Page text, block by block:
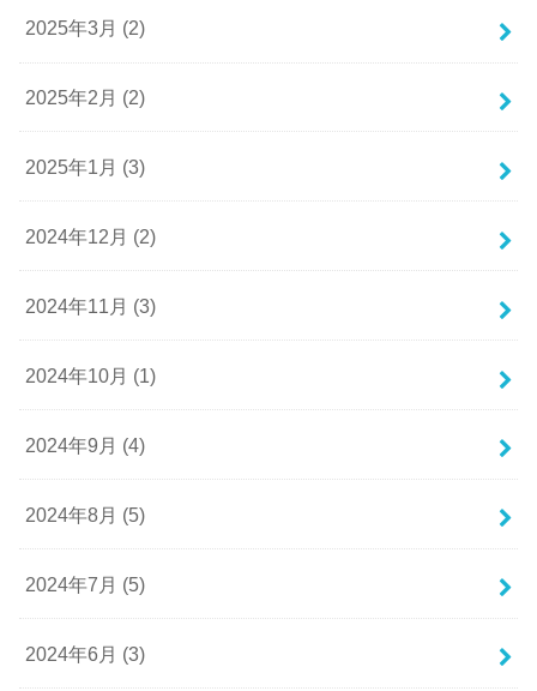
2025年3月 (2)
2025年2月 (2)
2025年1月 (3)
2024年12月 (2)
2024年11月 (3)
2024年10月 (1)
2024年9月 (4)
2024年8月 (5)
2024年7月 (5)
2024年6月 (3)